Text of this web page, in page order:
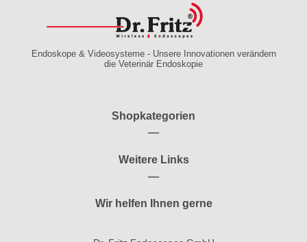
Endoskope & Videosysteme - Unsere Innovationen verändern
die Veterinär Endoskopie
Shopkategorien
Weitere Links
Wir helfen Ihnen gerne